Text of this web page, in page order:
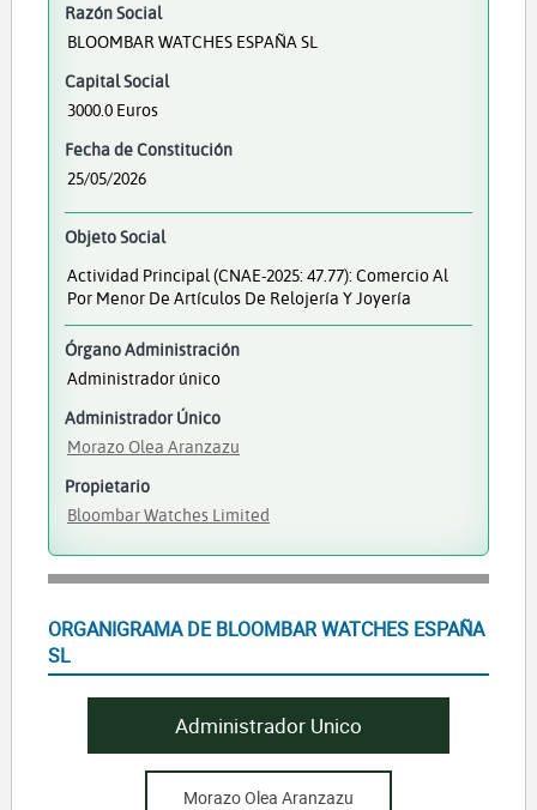
Razón Social
BLOOMBAR WATCHES ESPAÑA SL
Capital Social
3000.0 Euros
Fecha de Constitución
25/05/2026
Objeto Social
Actividad Principal (CNAE-2025: 47.77): Comercio Al
Por Menor De Artículos De Relojería Y Joyería
Órgano Administración
Administrador único
Administrador Único
Morazo Olea Aranzazu
Propietario
Bloombar Watches Limited
ORGANIGRAMA DE BLOOMBAR WATCHES ESPAÑA
SL
Administrador Unico
Morazo Olea Aranzazu